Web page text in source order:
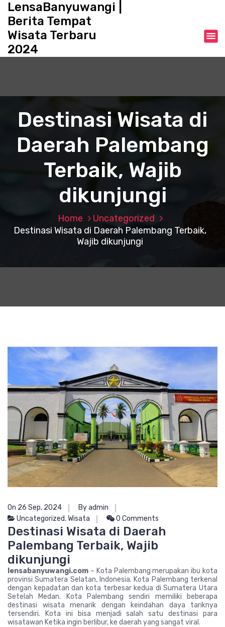
LensaBanyuwangi |
Berita Tempat
Wisata Terbaru
2024
Destinasi Wisata di
Daerah Palembang
Terbaik, Wajib
dikunjungi
Home
Uncategorized
Destinasi Wisata di Daerah Palembang Terbaik,
Wajib dikunjungi
On 26 Sep, 2024
By admin
Uncategorized,Wisata 0 Comments
Destinasi Wisata di Daerah
Palembang Terbaik, Wajib
dikunjungi
lensabanyuwangi.com – Kota Palembang merupakan ibu kota
provinsi Sumatera Selatan, Indonesia. Kota Palembang terkenal
dengan kepadatan dan kota terbesar kedua di Sumatera Utara
Setelah Medan. Kota Palembang sendiri memiliki beberapa
destinasi wisata menarik dengan keindahan daya tariknya
tersendiri. Kota ini bisa menjadi salah satu destinasi para
wisatawan Ketika ingin berlibur, ke daerah yang sangat viral.